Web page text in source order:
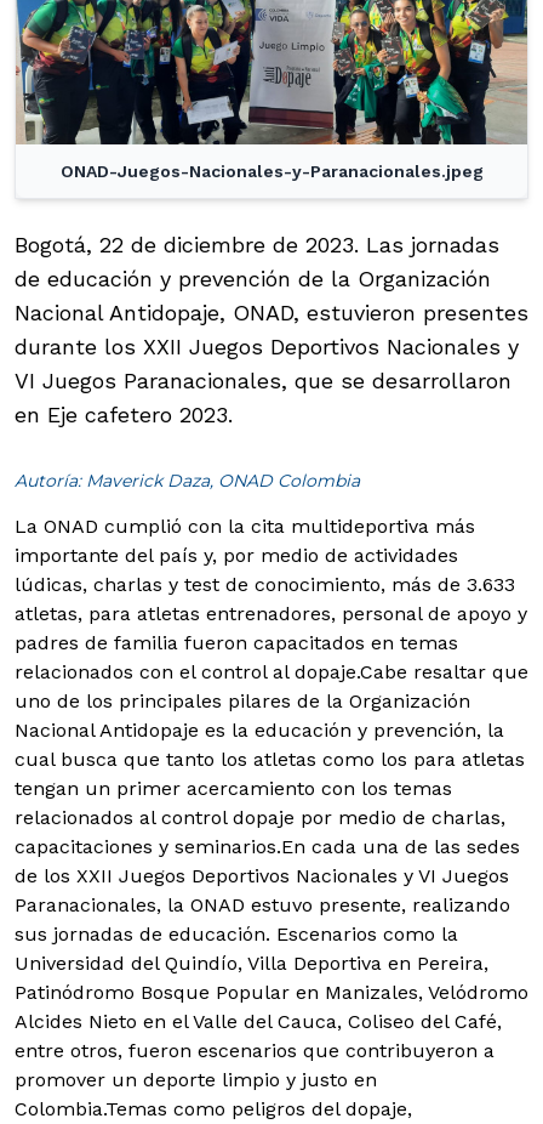
ONAD-Juegos-Nacionales-y-Paranacionales.jpeg
Bogotá, 22 de diciembre de 2023. Las jornadas
de educación y prevención de la Organización
Nacional Antidopaje, ONAD, estuvieron presentes
durante los XXII Juegos Deportivos Nacionales y
VI Juegos Paranacionales, que se desarrollaron
en Eje cafetero 2023.
Autoría: Maverick Daza, ONAD Colombia
La ONAD cumplió con la cita multideportiva más
importante del país y, por medio de actividades
lúdicas, charlas y test de conocimiento, más de 3.633
atletas, para atletas entrenadores, personal de apoyo y
padres de familia fueron capacitados en temas
relacionados con el control al dopaje.Cabe resaltar que
uno de los principales pilares de la Organización
Nacional Antidopaje es la educación y prevención, la
cual busca que tanto los atletas como los para atletas
tengan un primer acercamiento con los temas
relacionados al control dopaje por medio de charlas,
capacitaciones y seminarios.En cada una de las sedes
de los XXII Juegos Deportivos Nacionales y VI Juegos
Paranacionales, la ONAD estuvo presente, realizando
sus jornadas de educación. Escenarios como la
Universidad del Quindío, Villa Deportiva en Pereira,
Patinódromo Bosque Popular en Manizales, Velódromo
Alcides Nieto en el Valle del Cauca, Coliseo del Café,
entre otros, fueron escenarios que contribuyeron a
promover un deporte limpio y justo en
Colombia.Temas como peligros del dopaje,